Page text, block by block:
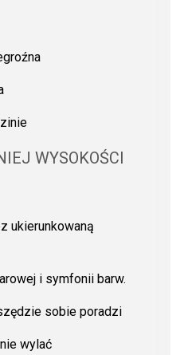
WYSOKOŚCI
ukierunkowaną
i symfonii barw.
sobie poradzi
wylać